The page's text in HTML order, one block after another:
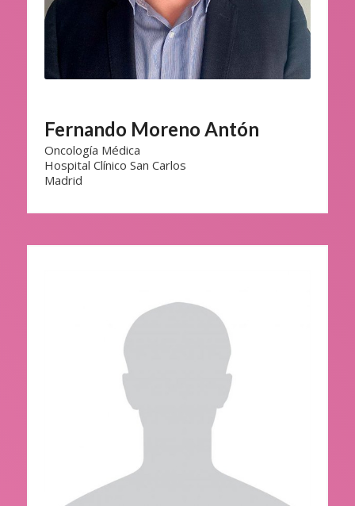
Fernando Moreno Antón
Oncología Médica
Hospital Clínico San Carlos
Madrid